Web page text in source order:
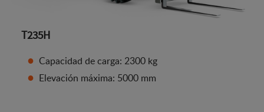
T235H
Capacidad de carga: 2300 kg
Elevación máxima: 5000 mm